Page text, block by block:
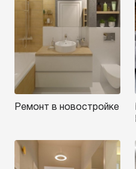
Ремонт в новостройке